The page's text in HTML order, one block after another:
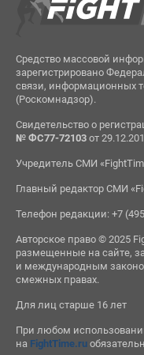
Средство массовой
зарегистрировано
связи, информационных
(Роскомнадзор).
Свидетельство о
№ ФС77-72103от
Учредитель СМИ
Главный редактор СМИ
Телефон редакции: +7
Авторское право © 2025
размещенные на сайте,
и международным
смежных правах.
Для лиц старше 16 лет
При любом
на FightTime.ru